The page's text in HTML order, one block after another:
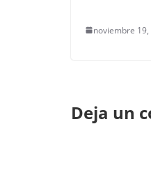
noviembre 19,
Deja un